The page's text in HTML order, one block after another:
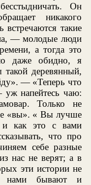
Он
никакого
такие
— молодые люди
а тогда это
даже обидно, я
такой деревянный,
— «Теперь что
напейтесь чаю:
Только не
«вы». « Вы лучше
и как это с вами
что про
себе разные
нас не верят; а в
эти истории не
нами бывают и